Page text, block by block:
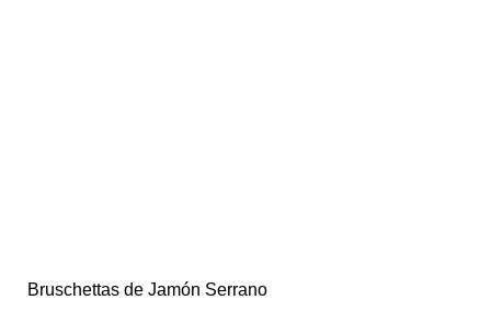
Bruschettas de Jamón Serrano